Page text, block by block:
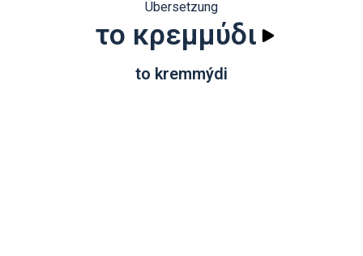
Übersetzung
το κρεμμύδι
to kremmýdi